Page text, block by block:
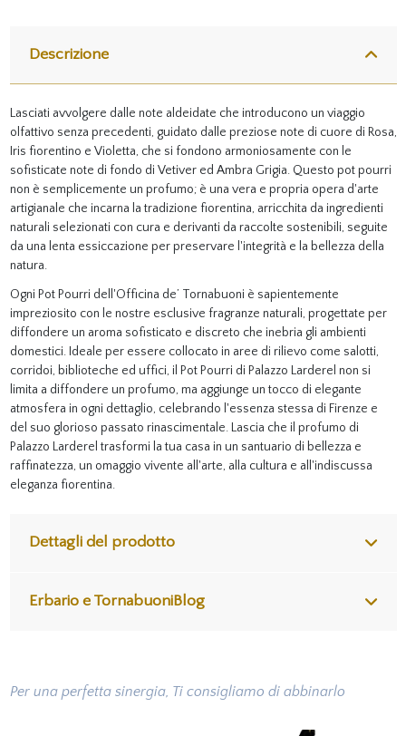
Descrizione
Lasciati avvolgere dalle note aldeidate che introducono un viaggio
olfattivo senza precedenti, guidato dalle preziose note di cuore di Rosa,
Iris fiorentino e Violetta, che si fondono armoniosamente con le
sofisticate note di fondo di Vetiver ed Ambra Grigia. Questo pot pourri
non è semplicemente un profumo; è una vera e propria opera d'arte
artigianale che incarna la tradizione fiorentina, arricchita da ingredienti
naturali selezionati con cura e derivanti da raccolte sostenibili, seguite
da una lenta essiccazione per preservare l'integrità e la bellezza della
natura.
Ogni Pot Pourri dell'Officina de’ Tornabuoni è sapientemente
impreziosito con le nostre esclusive fragranze naturali, progettate per
diffondere un aroma sofisticato e discreto che inebria gli ambienti
domestici. Ideale per essere collocato in aree di rilievo come salotti,
corridoi, biblioteche ed uffici, il Pot Pourri di Palazzo Larderel non si
limita a diffondere un profumo, ma aggiunge un tocco di elegante
atmosfera in ogni dettaglio, celebrando l'essenza stessa di Firenze e
del suo glorioso passato rinascimentale. Lascia che il profumo di
Palazzo Larderel trasformi la tua casa in un santuario di bellezza e
raffinatezza, un omaggio vivente all'arte, alla cultura e all'indiscussa
eleganza fiorentina.
Dettagli del prodotto
Erbario e TornabuoniBlog
Per una perfetta sinergia, Ti consigliamo di abbinarlo